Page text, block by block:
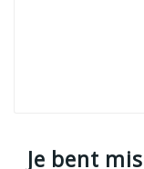
Je bent